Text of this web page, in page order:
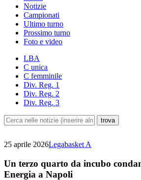
Notizie
Campionati
Ultimo turno
Prossimo turno
Foto e video
LBA
C unica
C femminile
Div. Reg. 1
Div. Reg. 2
Div. Reg. 3
25 aprile 2026Legabasket A
Un terzo quarto da incubo
Energia a Napoli